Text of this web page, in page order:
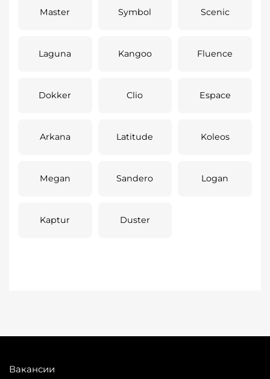
Master Symbol Scenic
Laguna Kangoo Fluence
Dokker Clio Espace
Arkana Latitude Koleos
Megan Sandero Logan
Kaptur Duster
Вакансии